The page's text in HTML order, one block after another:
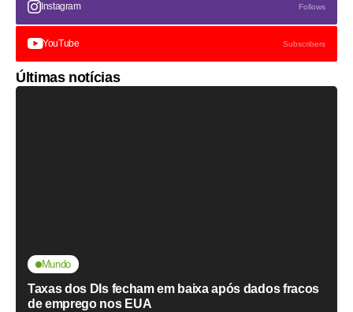
Instagram Follows
YouTube Subscribers
Últimas notícias
Mundo
Taxas dos DIs fecham em baixa após dados fracos
de emprego nos EUA